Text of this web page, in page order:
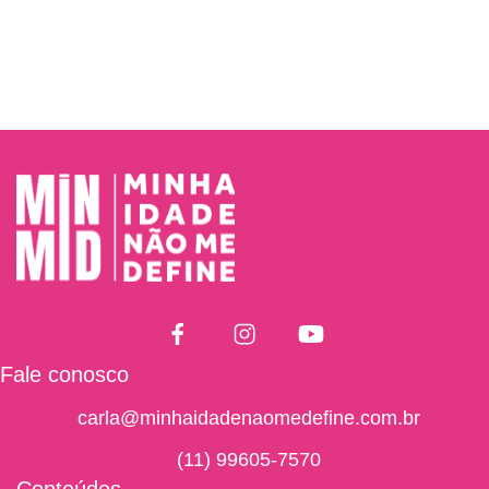
Fale conosco
carla@minhaidadenaomedefine.com.br
(11) 99605-7570